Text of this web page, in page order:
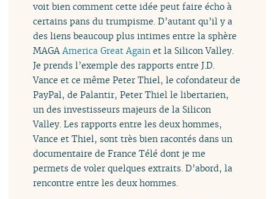
voit bien comment cette idée peut faire écho à
certains pans du trumpisme. D’autant qu’il y a
des liens beaucoup plus intimes entre la sphère
MAGAAmerica Great Againet la Silicon Valley.
Je prends l’exemple des rapports entre J.D.
Vance et ce même Peter Thiel, le cofondateur de
PayPal, de Palantir, Peter Thiel le libertarien,
un des investisseurs majeurs de la Silicon
Valley. Les rapports entre les deux hommes,
Vance et Thiel, sont très bien racontés dans un
documentaire de France Télé dont je me
permets de voler quelques extraits. D’abord, la
rencontre entre les deux hommes.